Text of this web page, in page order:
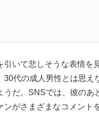
引いて悲しそうな表情を
30代の成人男性とは思え
うだ。SNSでは、彼のあ
ンがさまざまなコメント